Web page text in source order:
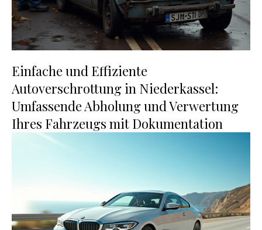
Einfache und Effiziente
Autoverschrottung in Niederkassel:
Umfassende Abholung und Verwertung
Ihres Fahrzeugs mit Dokumentation